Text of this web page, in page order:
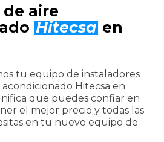
aire
Hitecsa en
tu equipo de instaladores
Hitecsa en
que puedes confiar en
el mejor precio y todas las
en tu nuevo equipo de